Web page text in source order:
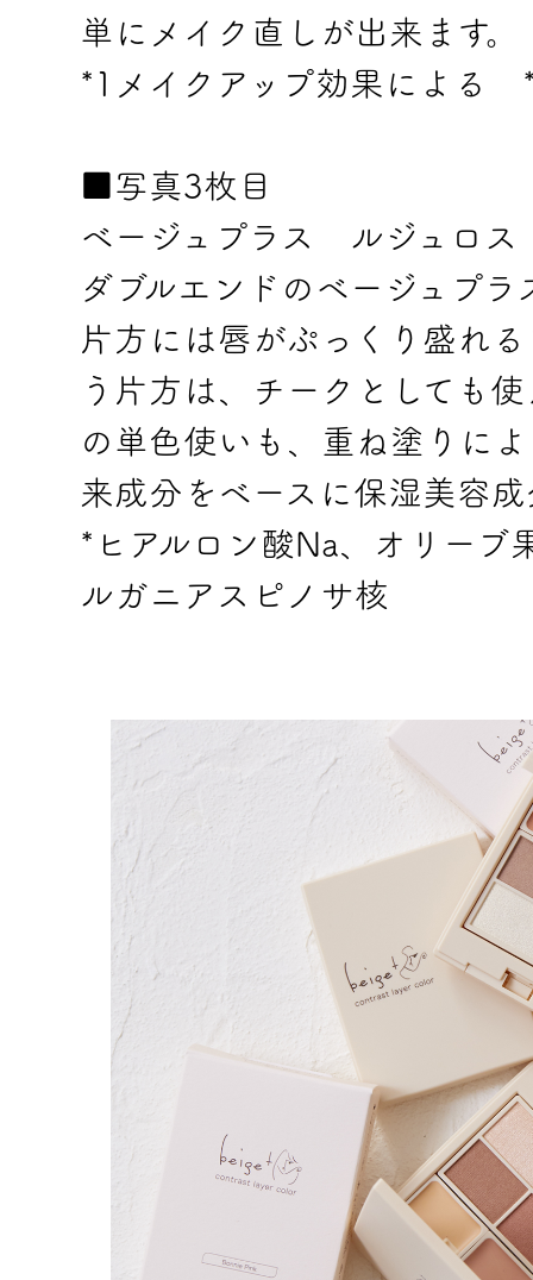
単にメイク直しが出来ます。
*1メイクアップ効果による
■写真3枚目
ベージュプラス ルジュロス
ダブルエンドのベージュプ
片方には唇がぷっくり盛れ
う片方は、チークとしても
の単色使いも、重ね塗りに
来成分をベースに保湿美容
*ヒアルロン酸Na、オリーブ
ルガニアスピノサ核